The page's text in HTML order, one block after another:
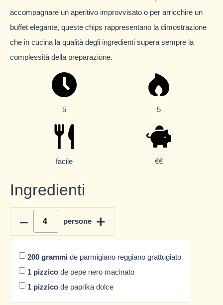
accompagnare un aperitivo improvvisato o per arricchire un
buffet elegante, queste chips rappresentano la dimostrazione
che in cucina la qualità degli ingredienti supera sempre la
complessità della preparazione.
5 5
facile €€
Ingredienti
–
persone +
200 grammi de parmigiano reggiano grattugiato
1 pizzico de pepe nero macinato
1 pizzico de paprika dolce